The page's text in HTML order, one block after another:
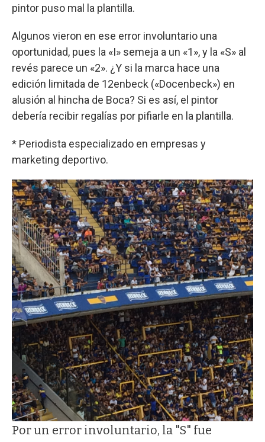
pintor puso mal la plantilla.
Algunos vieron en ese error involuntario una
oportunidad, pues la «I» semeja a un «1», y la «S» al
revés parece un «2». ¿Y si la marca hace una
edición limitada de 12enbeck («Docenbeck») en
alusión al hincha de Boca? Si es así, el pintor
debería recibir regalías por pifiarle en la plantilla.
* Periodista especializado en empresas y
marketing deportivo.
Por un error involuntario, la "S" fue